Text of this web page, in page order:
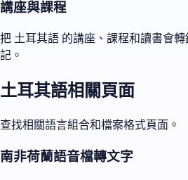
講座與課程
把 土耳其語 的講座、課程和讀書會
記。
土耳其語相關頁面
查找相關語言組合和檔案格式頁面。
南非荷蘭語音檔轉文字